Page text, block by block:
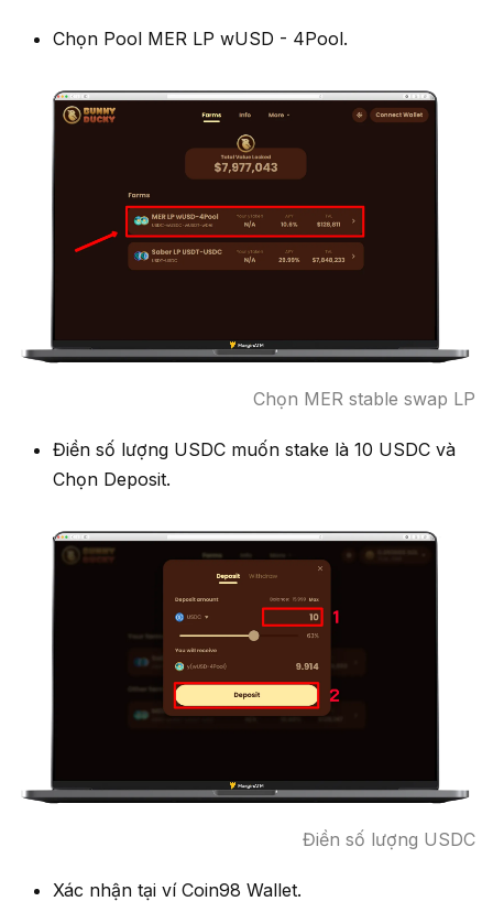
Chọn Pool MER LP wUSD - 4Pool.
Chọn MER stable swap LP
Điền số lượng USDC muốn stake là 10 USDC và
Chọn Deposit.
Điền số lượng USDC
Xác nhận tại ví Coin98 Wallet.